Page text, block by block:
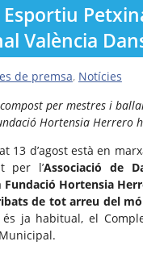
València
de premsa, Notícies
per mestres i
Hortensia Herrero
13 d’agost està en
per l’Associació de
Fundació Hortensia
de tot arreu del
és ja habitual, el